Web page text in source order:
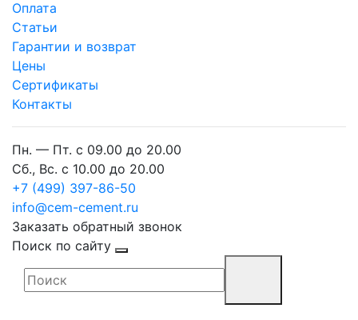
Оплата
Cтатьи
Гарантии и возврат
Цены
Сертификаты
Контакты
Пн. — Пт. с 09.00 до 20.00
Сб., Вс. с 10.00 до 20.00
+7 (499) 397-86-50
info@cem-cement.ru
Заказать обратный звонок
Поиск по сайту